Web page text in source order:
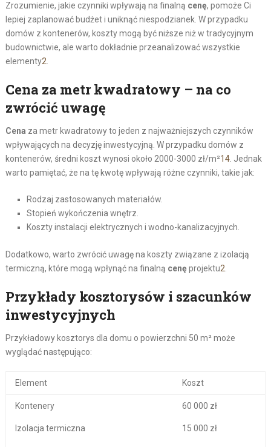
Zrozumienie, jakie czynniki wpływają na finalną cenę, pomoże Ci
lepiej zaplanować budżet i uniknąć niespodzianek. W przypadku
domów z kontenerów, koszty mogą być niższe niż w tradycyjnym
budownictwie, ale warto dokładnie przeanalizować wszystkie
elementy2.
Cena za metr kwadratowy – na co
zwrócić uwagę
Cena za metr kwadratowy to jeden z najważniejszych czynników
wpływających na decyzję inwestycyjną. W przypadku domów z
kontenerów, średni koszt wynosi około 2000-3000 zł/m²14. Jednak
warto pamiętać, że na tę kwotę wpływają różne czynniki, takie jak:
Rodzaj zastosowanych materiałów.
Stopień wykończenia wnętrz.
Koszty instalacji elektrycznych i wodno-kanalizacyjnych.
Dodatkowo, warto zwrócić uwagę na koszty związane z izolacją
termiczną, które mogą wpłynąć na finalną cenęprojektu2.
Przykłady kosztorysów i szacunków
inwestycyjnych
Przykładowy kosztorys dla domu o powierzchni 50 m² może
wyglądać następująco:
Element Koszt
Kontenery 60 000 zł
Izolacja termiczna 15 000 zł